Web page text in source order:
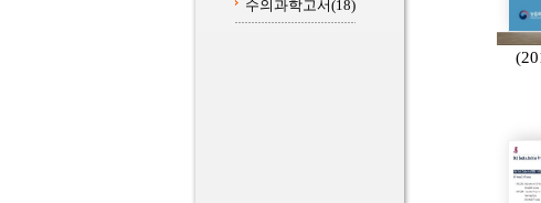
수의과학고서(18)